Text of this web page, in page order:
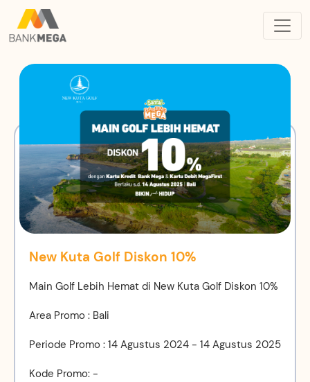
New Kuta Golf Diskon 10%
Main Golf Lebih Hemat di New Kuta Golf Diskon 10%
Area Promo : Bali
Periode Promo : 14 Agustus 2024 - 14 Agustus 2025
Kode Promo: -